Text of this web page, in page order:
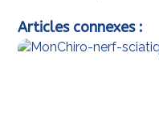
Articles connexes :